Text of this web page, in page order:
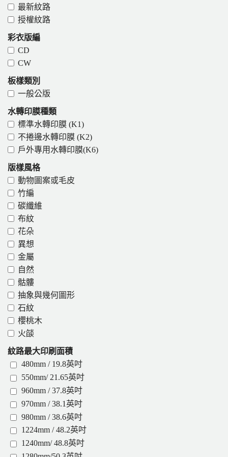
最新紋路
授權紋路
彩衣版編
CD
CW
板樣類別
一般公版
水轉印膜種類
標準水轉印膜 (K1)
不捲邊水轉印膜 (K2)
戶外專用水轉印膜(K6)
版樣風格
動物圖案或毛皮
竹編
碳纖維
布紋
花朵
異想
金屬
自然
骷髏
抽象與幾何圖形
石紋
櫻桃木
火燄
紋路最大印刷面積
480mm / 19.8英吋
550mm/ 21.65英吋
960mm / 37.8英吋
970mm / 38.1英吋
980mm / 38.6英吋
1224mm / 48.2英吋
1240mm/ 48.8英吋